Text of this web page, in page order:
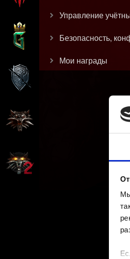
Управление
Безопасность,
Мои награды